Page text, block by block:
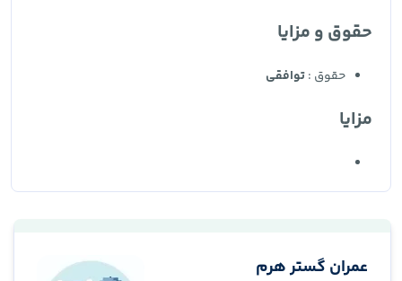
حقوق و مزایا
حقوق :توافقی
مزایا
عمران گستر هرم